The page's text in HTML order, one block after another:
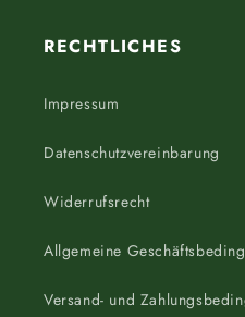
RECHTLICHES
Impressum
Datenschutzvereinbarung
Widerrufsrecht
Allgemeine
Versand- und